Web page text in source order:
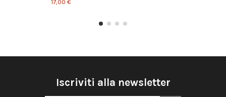
17,00 €
Iscriviti alla newsletter